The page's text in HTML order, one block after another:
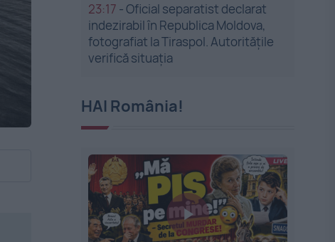
23:17 -Oficial separatist declarat
indezirabil în Republica Moldova,
fotografiat la Tiraspol. Autoritățile
verifică situația
HAI România!